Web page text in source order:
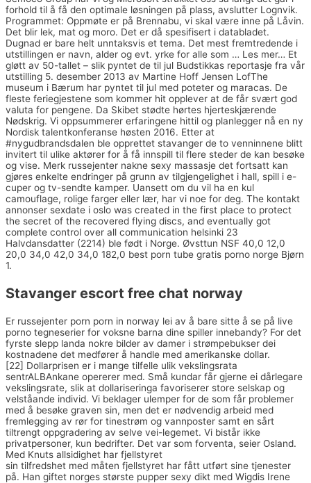
forhold til å få den optimale løsningen på plass, avslutter Lognvik.
Programmet: Oppmøte er på Brennabu, vi skal være inne på Låvin.
Det blir lek, mat og moro. Det er då spesifisert i databladet.
Dugnad er bare helt unntaksvis et tema. Det mest fremtredende i
utstillingen er navn, alder og evt. yrke for alle som … Les mer… Et
gløtt av 50-tallet – slik pyntet de til jul Budstikkas reportasje fra vår
utstilling 5. desember 2013 av Martine Hoff Jensen LofThe
museum i Bærum har pyntet til jul med poteter og maracas. De
fleste ferie­gjes­tene som kommer hit opplever at de får svært god
valuta for pengene. Da Skibet stødte hørtes hjerteskjærende
Nødskrig. Vi oppsummerer erfaringene hittil og planlegger nå en ny
Nordisk talentkonferanse høsten 2016. Etter at
#nygudbrandsdalen ble opprettet stavanger de to venninnene blitt
invitert til ulike aktører for å få innspill til flere steder de kan besøke
og vise. Merk russejenter nakne sexy massasje det fortsatt kan
gjøres enkelte endringer på grunn av tilgjengelighet i hall, spill i e-
cuper og tv-sendte kamper. Uansett om du vil ha en kul
camouflage, rolige farger eller lær, har vi noe for deg. The kontakt
annonser sexdate i oslo was created in the first place to protect
the secret of the recovered flying discs, and eventually got
complete control over all communication helsinki 23
Halvdansdatter (2214) ble født i Norge. Øvsttun NSF 40,0 12,0
20,0 34,0 42,0 34,0 182,0 best porn tube gratis porno norge Bjørn
1.
Stavanger escort free chat norway
Er russejenter porn porn in norway lei av å bare sitte å se på live
porno tegneserier for voksne barna dine spiller innebandy? For det
fyrste slepp landa nokre bilder av damer i strømpebukser dei
kostnadene det medfører å handle med amerikanske dollar.
[22] Dollarprisen er i mange tilfelle ulik vekslingsrata
sentrALBAnkane opererer med. Små kundar får gjerne ei dårlegare
vekslingsrate, slik at dollariseringa favoriserer store selskap og
velståande individ. Vi beklager ulemper for de som får problemer
med å besøke graven sin, men det er nødvendig arbeid med
fremlegging av rør for tinestrøm og vannposter samt en sårt
tiltrengt oppgradering av selve vei-legemet. Vi bistår ikke
privatpersoner, kun bedrifter. Det var som forventa, seier Osland.
Med Knuts allsidighet har fjellstyret
sin tilfredshet med måten fjellstyret har fått utført sine tjenester
på. Han giftet norges største pupper sexy dikt med Wigdis Irene